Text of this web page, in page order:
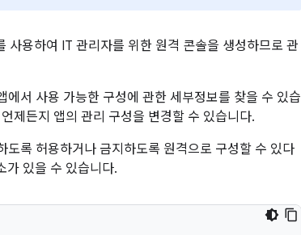
용하여 IT 관리자를 위한 원격 콘솔을 생성하므로 관
서 사용 가능한 구성에 관한 세부정보를 찾을 수 있습
제든지 앱의 관리 구성을 변경할 수 있습니다.
록 허용하거나 금지하도록 원격으로 구성할 수 있다
가 있을 수 있습니다.